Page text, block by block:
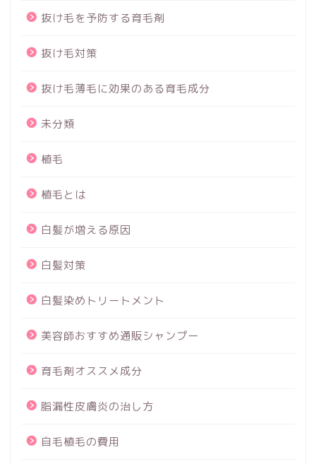
抜け毛を予防する育毛剤
抜け毛対策
抜け毛薄毛に効果のある育毛成分
未分類
植毛
植毛とは
白髪が増える原因
白髪対策
白髪染めトリートメント
美容師おすすめ通販シャンプー
育毛剤オススメ成分
脂漏性皮膚炎の治し方
自毛植毛の費用